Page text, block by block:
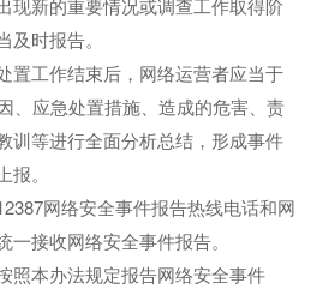
现新的重要情况或调查工作取得阶
时报告。
置工作结束后，网络运营者应当于
、应急处置措施、造成的危害、责
训等进行全面分析总结，形成事件
。
网络安全事件报告热线电话和网
接收网络安全事件报告。
照本办法规定报告网络安全事件